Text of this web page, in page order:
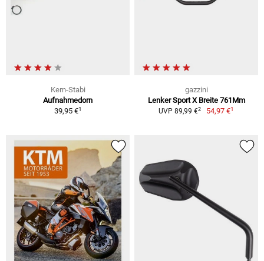
Kern-Stabi
Aufnahmedorn
39,95 €1
gazzini
Lenker Sport X Breite 761Mm
UVP 89,99 €2 54,97 €1